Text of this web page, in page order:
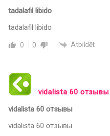
tadalafil libido
tadalafil libido
0 0 Atbildēt
vidalista 60 отзывы
vidalista 60 отзывы
vidalista 60 отзывы